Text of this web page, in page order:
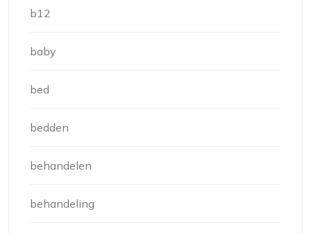
b12
baby
bed
bedden
behandelen
behandeling